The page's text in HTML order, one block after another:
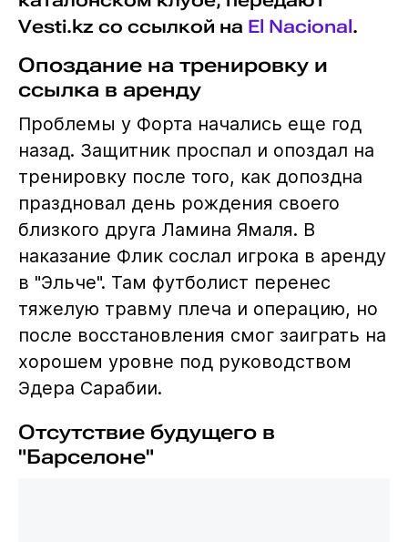
Vesti.kz со ссылкой на El Nacional.
Опоздание на тренировку и
ссылка в аренду
Проблемы у Форта начались еще год
назад. Защитник проспал и опоздал на
тренировку после того, как допоздна
праздновал день рождения своего
близкого друга Ламина Ямаля. В
наказание Флик сослал игрока в аренду
в "Эльче". Там футболист перенес
тяжелую травму плеча и операцию, но
после восстановления смог заиграть на
хорошем уровне под руководством
Эдера Сарабии.
Отсутствие будущего в
"Барселоне"